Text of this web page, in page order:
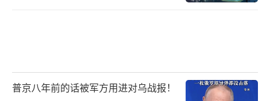
普京八年前的话被军方用进对乌战报！